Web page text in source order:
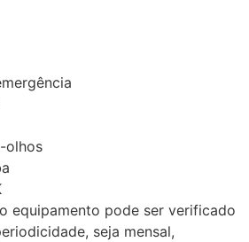
olhos
equipamento pode ser verificado
seja mensal,